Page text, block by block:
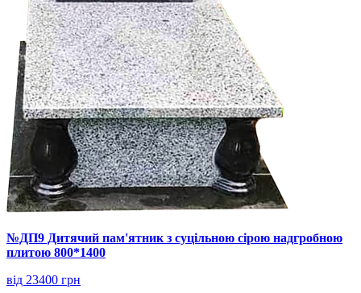
№ДП9 Дитячий пам'ятник з суцільною сірою надгробною
плитою 800*1400
від 23400 грн